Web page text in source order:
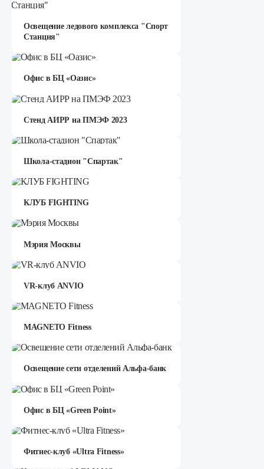
Освещение ледового комплекса "Спорт
Станция"
Офис в БЦ «Оазис»
Стенд АИРР на ПМЭФ 2023
Школа-стадион "Спартак"
КЛУБ FIGHTING
Мэрия Москвы
VR-клуб ANVIO
MAGNETO Fitness
Освещение сети отделений Альфа-банк
Офис в БЦ «Green Point»
Фитнес-клуб «Ultra Fitness»